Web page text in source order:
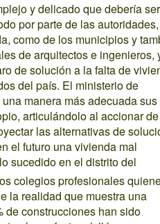
y delicado que debería ser
por parte de las autoridades,
como de los municipios y
de arquitectos e ingenieros,
de solución a la falta de
del país. El ministerio de
manera más adecuada sus
articulándolo al accionar
las alternativas de
el futuro una vivienda mal
sucedido en el distrito del
colegios profesionales
la realidad que muestra una
de construcciones han sido